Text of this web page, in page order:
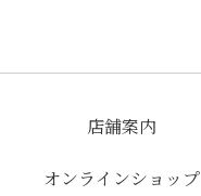
店舗案内
オンラインショップ